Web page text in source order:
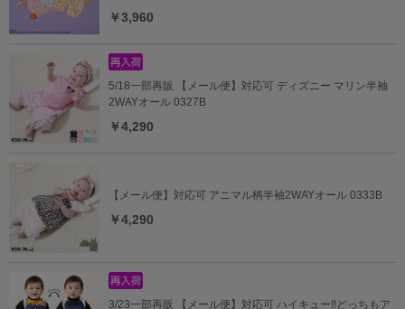
￥3,960
5/18一部再販 【メール便】対応可 ディズニー マリン半袖
2WAYオール 0327B
￥4,290
【メール便】対応可 アニマル柄半袖2WAYオール 0333B
￥4,290
3/23一部再販 【メール便】対応可 ハイキュー!!どっちもア